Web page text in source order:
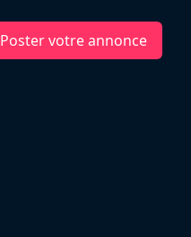
Poster votre annonce